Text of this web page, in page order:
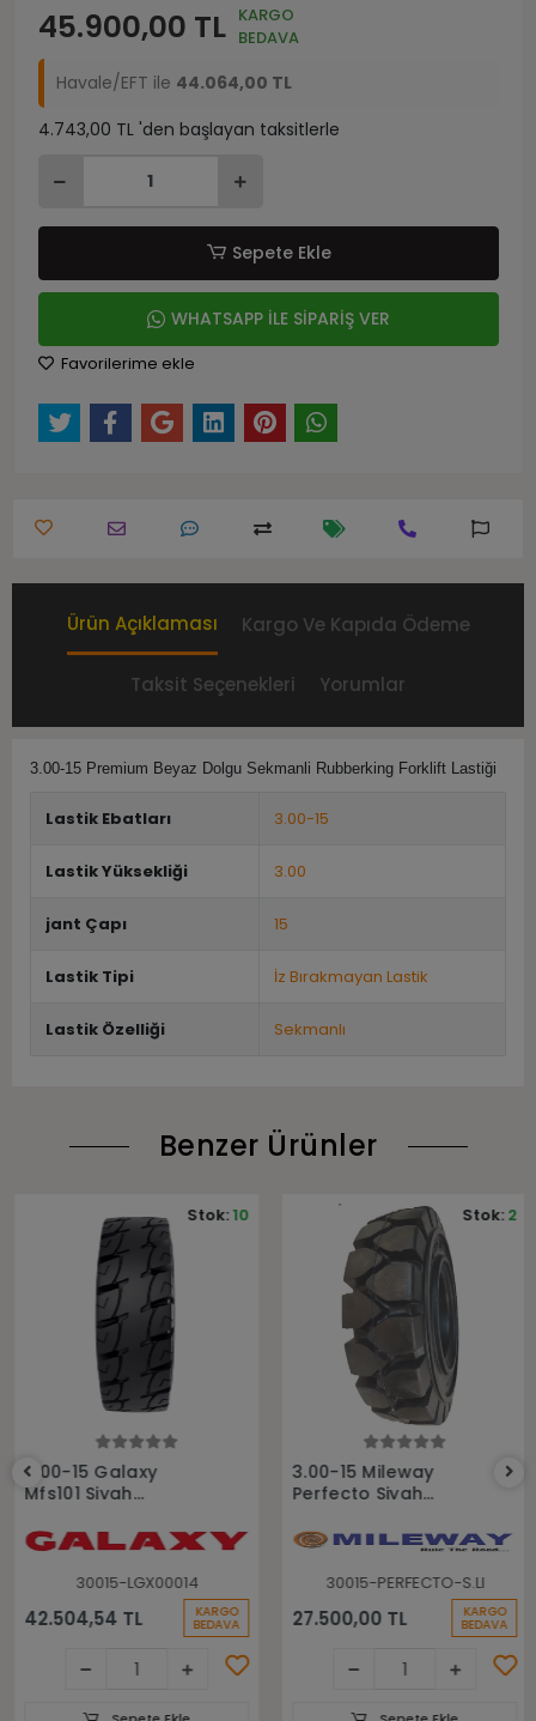
45.900,00 TL KARGO
BEDAVA
Havale/EFT ile 44.064,00 TL
4.743,00 TL 'den başlayan taksitlerle
Sepete Ekle
WHATSAPP İLE SİPARİŞ VER
Favorilerime ekle
Ürün Açıklaması Kargo Ve Kapıda Ödeme
Taksit Seçenekleri Yorumlar
3.00-15 Premium Beyaz Dolgu Sekmanli Rubberking Forklift Lastiği
Lastik Ebatları 3.00-15
Lastik Yüksekliği 3.00
jant Çapı 15
Lastik Tipi İz Bırakmayan Lastik
Lastik Özelliği Sekmanlı
Benzer Ürünler
3.00-15 Galaxy
Mfs101 Siyah
Forklift Lastiği
30015-LGX00014
42.504,54 TL KARGO
BEDAVA
Stok:10
3.00-15 Mileway
Perfecto Siyah
Forklift Lastiği
30015-PERFECTO-S.LI
27.500,00 TL KARGO
BEDAVA
Stok:2